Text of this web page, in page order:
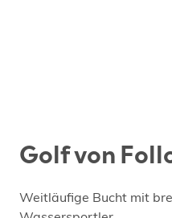
Golf von
Weitläufige Bucht mit